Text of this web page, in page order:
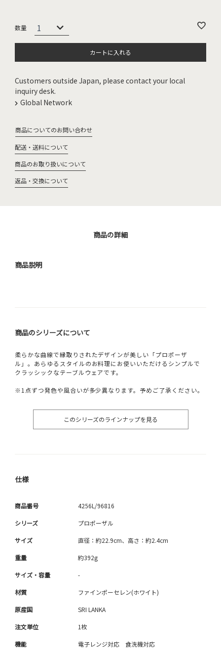
カートに入れる
Customers outside Japan, please contact your local
inquiry desk.
Global Network
商品についてのお問い合わせ
配送・送料について
商品のお取り扱いについて
返品・交換について
商品の詳細
商品説明
商品のシリーズについて
柔らかな曲線で縁取りされたデザインが美しい「プロポーザ
ル」。あらゆるスタイルのお料理にお使いいただけるシンプルで
クラッシックなテーブルウェアです。
※1点ずつ発色や風合いが多少異なります。予めご了承ください。
このシリーズのラインナップを見る
仕様
商品番号 4256L/96816
シリーズ プロポーザル
サイズ 直径：約22.9cm、高さ：約2.4cm
重量 約392g
サイズ・容量 -
材質 ファインポーセレン(ホワイト)
原産国 SRI LANKA
注文単位 1枚
機能 電子レンジ対応 食洗機対応